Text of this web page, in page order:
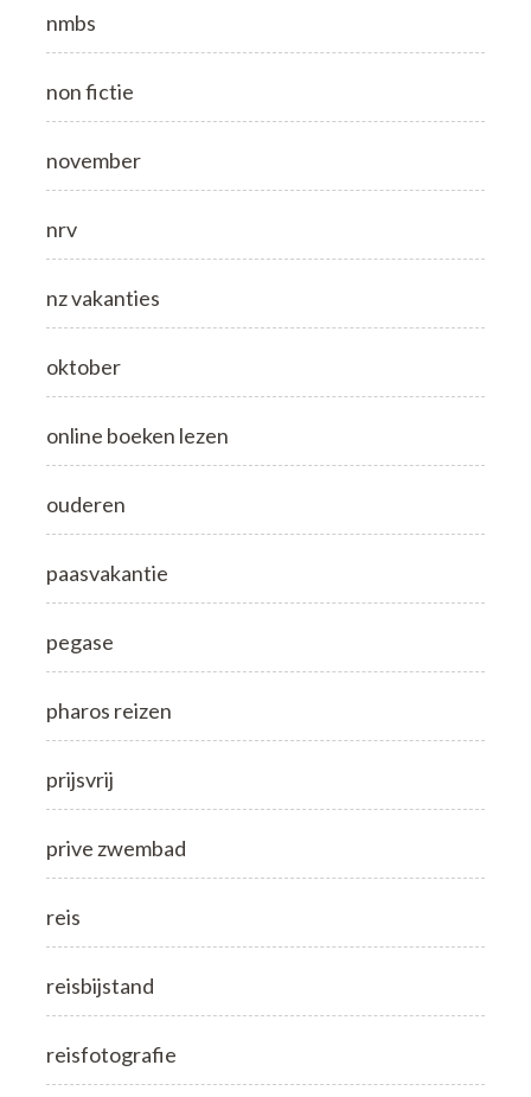
nmbs
non fictie
november
nrv
nz vakanties
oktober
online boeken lezen
ouderen
paasvakantie
pegase
pharos reizen
prijsvrij
prive zwembad
reis
reisbijstand
reisfotografie